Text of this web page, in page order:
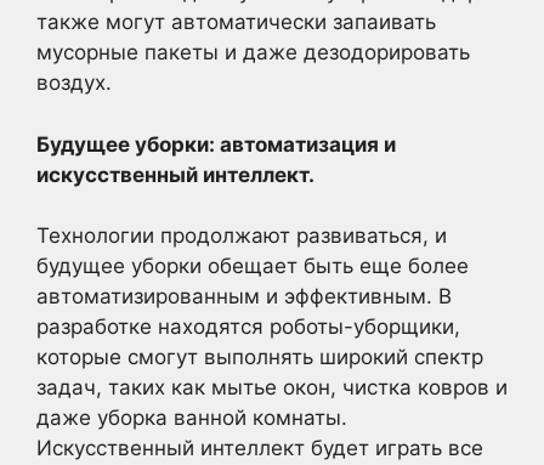
также могут автоматически запаивать
мусорные пакеты и даже дезодорировать
воздух.
Будущее уборки: автоматизация и
искусственный интеллект.
Технологии продолжают развиваться, и
будущее уборки обещает быть еще более
автоматизированным и эффективным. В
разработке находятся роботы-уборщики,
которые смогут выполнять широкий спектр
задач, таких как мытье окон, чистка ковров и
даже уборка ванной комнаты.
Искусственный интеллект будет играть все